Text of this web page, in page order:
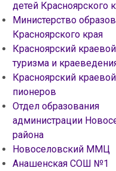
детей Красноярского
Министерство
Красноярского края
Красноярский
туризма и
Красноярский
пионеров
Отдел образования
администрации
района
Новоселовский ММЦ
Анашенская СОШ №1